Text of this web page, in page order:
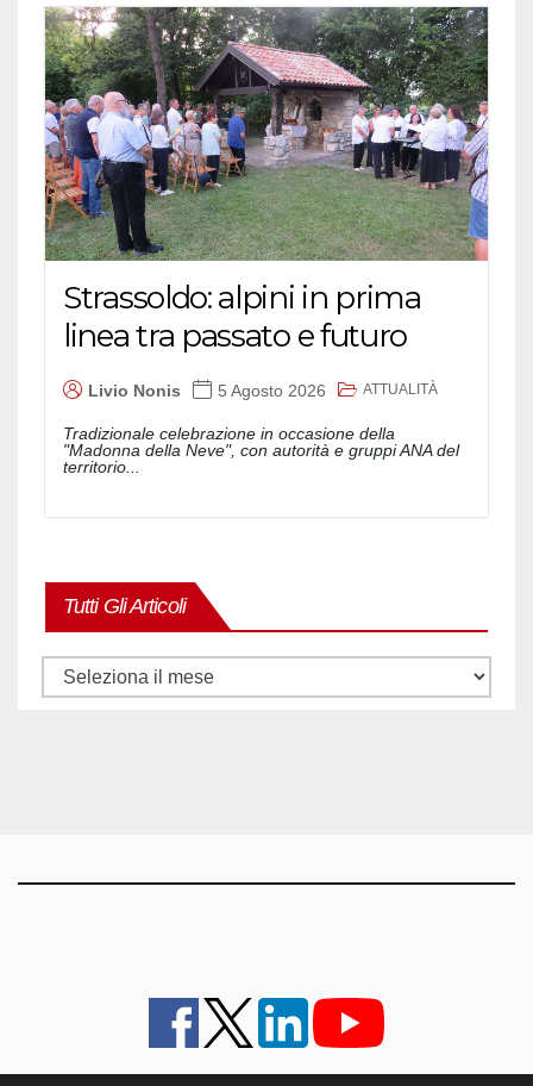
Strassoldo: alpini in prima
linea tra passato e futuro
Livio Nonis 5 Agosto 2026 ATTUALITÀ
Tradizionale celebrazione in occasione della
"Madonna della Neve", con autorità e gruppi ANA del
territorio...
Tutti Gli Articoli
Tutti